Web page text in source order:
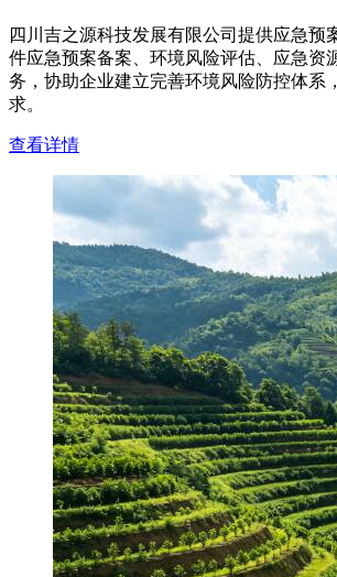
四川吉之源科技发展有限公司提供应急预
件应急预案备案、环境风险评估、应急资
务，协助企业建立完善环境风险防控体系
求。
查看详情